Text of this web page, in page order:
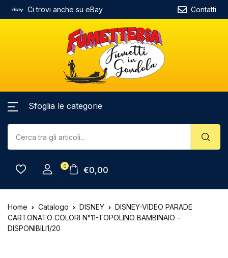
Ci trovi anche su eBay Contatti
Sfoglia le categorie
0 €0,00
Home Catalogo DISNEY
DISNEY-VIDEO PARADE
CARTONATO COLORI N°11-TOPOLINO BAMBINAIO -
DISPONIBILI1/20